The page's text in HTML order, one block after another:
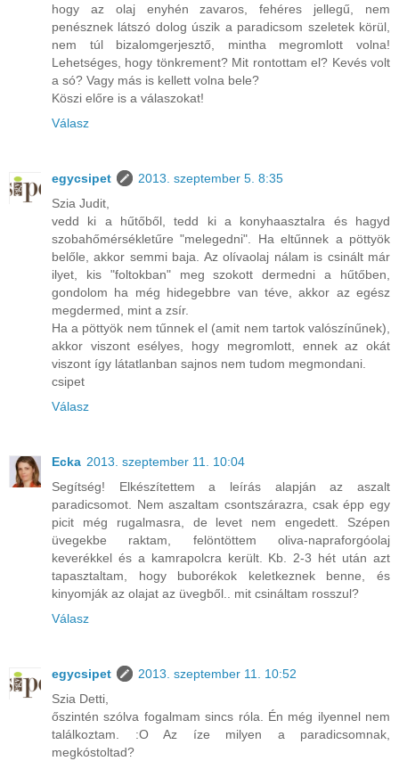
hogy az olaj enyhén zavaros, fehéres jellegű, nem
penésznek látszó dolog úszik a paradicsom szeletek körül,
nem túl bizalomgerjesztő, mintha megromlott volna!
Lehetséges, hogy tönkrement? Mit rontottam el? Kevés volt
a só? Vagy más is kellett volna bele?
Köszi előre is a válaszokat!
Válasz
egycsipet
2013. szeptember 5. 8:35
Szia Judit,
vedd ki a hűtőből, tedd ki a konyhaasztalra és hagyd
szobahőmérsékletűre "melegedni". Ha eltűnnek a pöttyök
belőle, akkor semmi baja. Az olívaolaj nálam is csinált már
ilyet, kis "foltokban" meg szokott dermedni a hűtőben,
gondolom ha még hidegebbre van téve, akkor az egész
megdermed, mint a zsír.
Ha a pöttyök nem tűnnek el (amit nem tartok valószínűnek),
akkor viszont esélyes, hogy megromlott, ennek az okát
viszont így látatlanban sajnos nem tudom megmondani.
csipet
Válasz
Ecka 2013. szeptember 11. 10:04
Segítség! Elkészítettem a leírás alapján az aszalt
paradicsomot. Nem aszaltam csontszárazra, csak épp egy
picit még rugalmasra, de levet nem engedett. Szépen
üvegekbe raktam, felöntöttem oliva-napraforgóolaj
keverékkel és a kamrapolcra került. Kb. 2-3 hét után azt
tapasztaltam, hogy buborékok keletkeznek benne, és
kinyomják az olajat az üvegből.. mit csináltam rosszul?
Válasz
egycsipet
2013. szeptember 11. 10:52
Szia Detti,
őszintén szólva fogalmam sincs róla. Én még ilyennel nem
találkoztam. :O Az íze milyen a paradicsomnak,
megkóstoltad?